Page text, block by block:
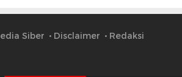
Siber Disclaimer Redaksi